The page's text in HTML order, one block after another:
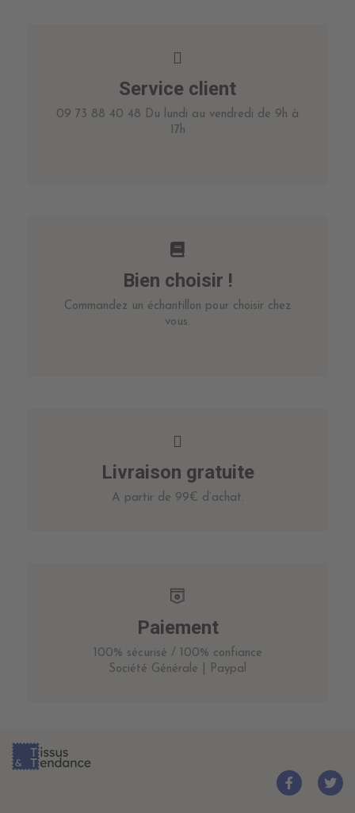
Service client
09 73 88 40 48 Du lundi au vendredi de 9h à
17h
Bien choisir !
Commandez un échantillon pour choisir chez
vous.
Livraison gratuite
A partir de 99€ d’achat.
Paiement
100% sécurisé / 100% confiance
Société Générale | Paypal